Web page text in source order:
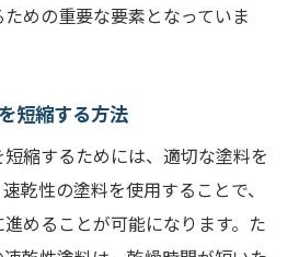
めの重要な要素となっていま
短縮する方法
縮するためには、適切な塗料を
乾性の塗料を使用することで、
めることが可能になります。た